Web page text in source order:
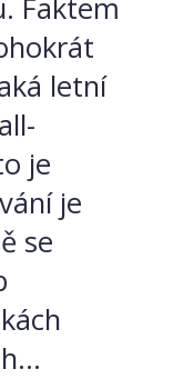
Faktem
letní
je
je
se